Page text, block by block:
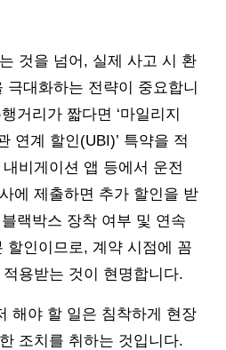
것을 넘어, 실제 사고 시 환
극대화하는 전략이 중요합니
거리가 짧다면 ‘마일리지
연계 할인(UBI)’ 특약을 적
비게이션 앱 등에서 운전
에 제출하면 추가 할인을 받
랙박스 장착 여부 및 연속
할인이므로, 계약 시점에 꼼
용받는 것이 현명합니다.
해야 할 일은 침착하게 현장
조치를 취하는 것입니다.